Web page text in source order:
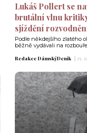
Lukáš Pollert se
brutální vlnu
sjíždění
Podle někdejšího zlatého
běžně vydávali na
Redakce DámskýDeník | 25.